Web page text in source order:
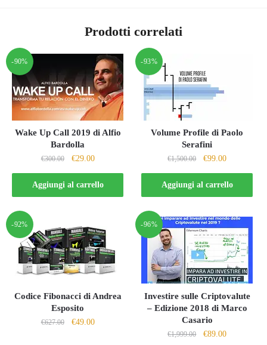
Prodotti correlati
-90%
Wake Up Call 2019 di Alfio
Bardolla
€300.00
Il
prezzo
originale
era:
€29.00Il
prezzo
attuale
è:
Aggiungi al carrello
-93%
Volume Profile di Paolo
Serafini
€1,500.00
Il
prezzo
originale
era:
€99.00Il
prezzo
attuale
è:
Aggiungi al carrello
-92%
Codice Fibonacci di Andrea
Esposito
€627.00
Il
€49.00Il
-96%
Investire sulle Criptovalute
– Edizione 2018 di Marco
Casario
€1,999.00
Il
€89.00Il